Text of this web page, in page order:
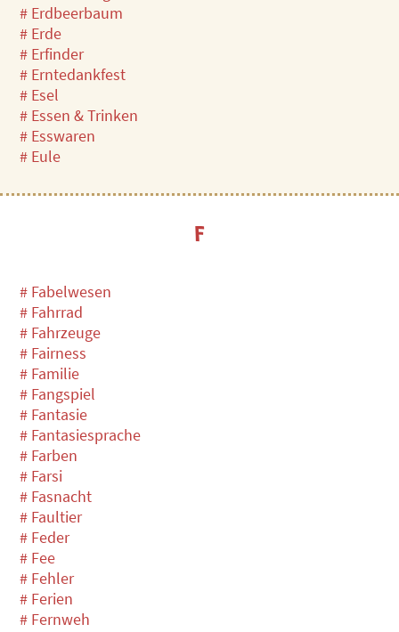
# Erdbeerbaum
# Erde
# Erfinder
# Erntedankfest
# Esel
# Essen & Trinken
# Esswaren
# Eule
F
# Fabelwesen
# Fahrrad
# Fahrzeuge
# Fairness
# Familie
# Fangspiel
# Fantasie
# Fantasiesprache
# Farben
# Farsi
# Fasnacht
# Faultier
# Feder
# Fee
# Fehler
# Ferien
# Fernweh